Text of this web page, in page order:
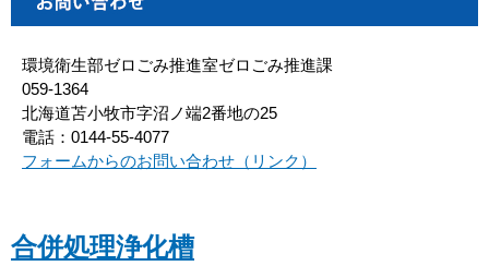
環境衛生部ゼロごみ推進室ゼロごみ推進課
059-1364
北海道苫小牧市字沼ノ端2番地の25
電話：0144-55-4077
フォームからのお問い合わせ（リンク）
合併処理浄化槽